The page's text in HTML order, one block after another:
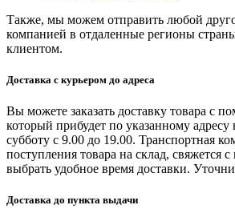
Также, мы можем отправить любой
компанией в отдаленные регионы
клиентом.
Доставка с курьером до адреса
Вы можете заказать доставку товара с
который прибудет по указанному адресу
субботу с 9.00 до 19.00. Транспортная
поступления товара на склад, свяжется
выбрать удобное время доставки.
Доставка до пункта выдачи